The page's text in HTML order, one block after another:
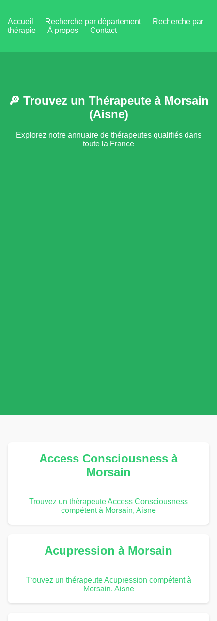
Accueil Recherche par département
Recherche par
thérapie
À propos Contact
🔎 Trouvez un Thérapeute à Morsain
(Aisne)
Explorez notre annuaire de thérapeutes qualifiés dans
toute la France
Access Consciousness à
Morsain
Trouvez un thérapeute Access Consciousness
compétent à Morsain, Aisne
Acupression à Morsain
Trouvez un thérapeute Acupression compétent à
Morsain, Aisne